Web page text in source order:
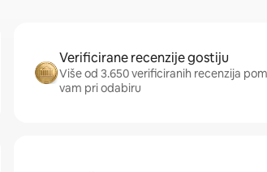
Verificirane recenzije gostiju
Više od 3.650 verificiranih recenzija
vam pri odabiru